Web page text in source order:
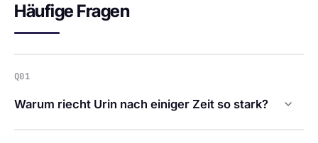
Häufige Fragen
Q01
Warum riecht Urin nach einiger Zeit so stark?